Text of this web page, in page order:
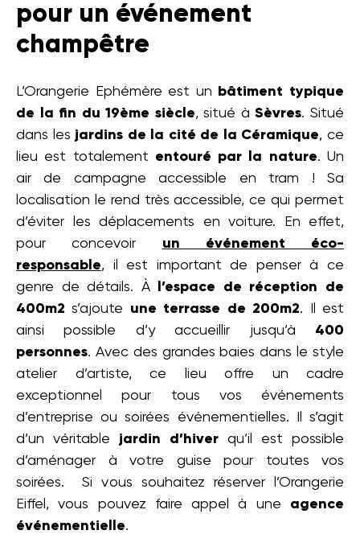
pour un événement
champêtre
L’Orangerie Ephémère est un
bâtiment typique
de la fin du 19ème siècle, situé àSèvres. Situé
dans les jardins de la cité de la Céramique, ce
lieu est totalement entouré par la nature. Un
air de campagne accessible en tram ! Sa
localisation le rend très accessible, ce qui permet
d’éviter les déplacements en voiture. En effet,
pour concevoir un événement éco-
responsable, il est important de penser à ce
genre de détails. À
l’espace de réception de
400m2 s’ajoute une terrasse de 200m2. Il est
ainsi possible d’y accueillir jusqu’à 400
personnes. Avec des grandes baies dans le style
atelier d’artiste, ce lieu offre un cadre
exceptionnel pour tous vos événements
d’entreprise ou soirées événementielles. Il s’agit
d’un véritable jardin d’hiver qu’il est possible
d’aménager à votre guise pour toutes vos
soirées. Si vous souhaitez réserver l’Orangerie
Eiffel, vous pouvez faire appel à une agence
événementielle.